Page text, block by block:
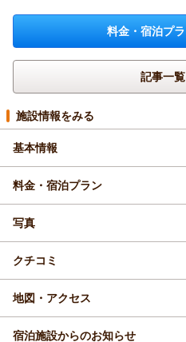
料金・宿泊プ
記事一
施設情報をみる
基本情報
料金・宿泊プラン
写真
クチコミ
地図・アクセス
宿泊施設からのお知らせ